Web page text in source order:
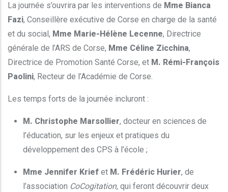
La journée s’ouvrira par les interventions de Mme Bianca
Fazi, Conseillère exécutive de Corse en charge de la santé
et du social, Mme Marie-Hélène Lecenne, Directrice
générale de l’ARS de Corse, Mme Céline Zicchina,
Directrice de Promotion Santé Corse, et M. Rémi-François
Paolini, Recteur de l’Académie de Corse.
Les temps forts de la journée incluront :
M. Christophe Marsollier, docteur en sciences de
l’éducation, sur les enjeux et pratiques du
développement des CPS à l’école ;
Mme Jennifer Krief et M. Frédéric Hurier, de
l’association CoCogitation, qui feront découvrir deux